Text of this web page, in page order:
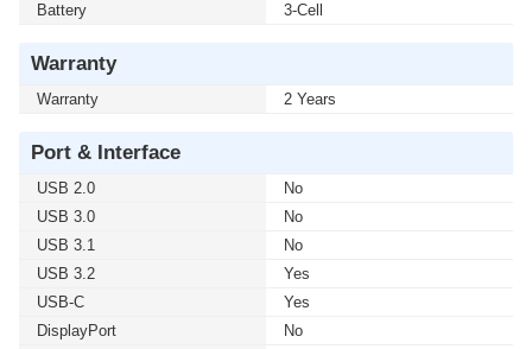
Battery 3-Cell
Warranty
Warranty 2 Years
Port & Interface
USB 2.0
No
USB 3.0
No
USB 3.1
No
USB 3.2
Yes
USB-C
Yes
DisplayPort
No